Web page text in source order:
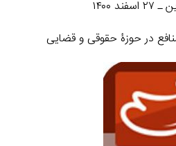
۱۴۰۰
در حوزۀ حقوقی و قضایی